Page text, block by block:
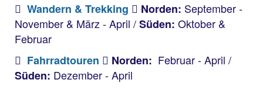
Wandern & Trekking
Norden: September -
November & März - April /Süden: Oktober &
Februar
Fahrradtouren
Norden: Februar - April /
Süden: Dezember - April